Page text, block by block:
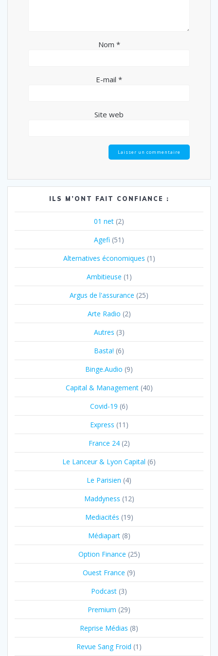
Nom *
E-mail *
Site web
ILS M’ONT FAIT CONFIANCE :
01 net (2)
Agefi (51)
Alternatives économiques (1)
Ambitieuse (1)
Argus de l'assurance (25)
Arte Radio (2)
Autres (3)
Basta! (6)
Binge.Audio (9)
Capital & Management(40)
Covid-19 (6)
Express (11)
France 24(2)
Le Lanceur & Lyon Capital (6)
Le Parisien (4)
Maddyness (12)
Mediacités (19)
Médiapart(8)
Option Finance (25)
Ouest France (9)
Podcast (3)
Premium (29)
Reprise Médias (8)
Revue Sang Froid (1)